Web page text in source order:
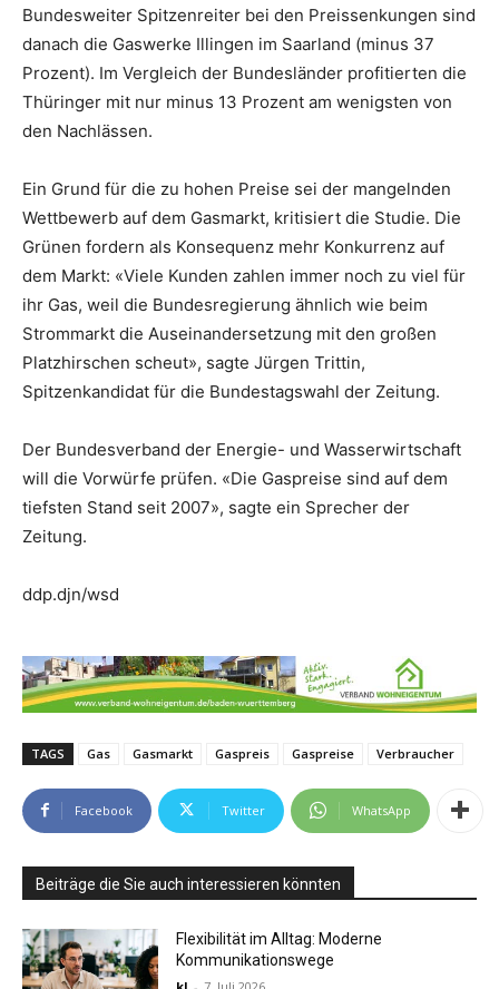
Bundesweiter Spitzenreiter bei den Preissenkungen sind
danach die Gaswerke Illingen im Saarland (minus 37
Prozent). Im Vergleich der Bundesländer profitierten die
Thüringer mit nur minus 13 Prozent am wenigsten von
den Nachlässen.
Ein Grund für die zu hohen Preise sei der mangelnden
Wettbewerb auf dem Gasmarkt, kritisiert die Studie. Die
Grünen fordern als Konsequenz mehr Konkurrenz auf
dem Markt: «Viele Kunden zahlen immer noch zu viel für
ihr Gas, weil die Bundesregierung ähnlich wie beim
Strommarkt die Auseinandersetzung mit den großen
Platzhirschen scheut», sagte Jürgen Trittin,
Spitzenkandidat für die Bundestagswahl der Zeitung.
Der Bundesverband der Energie- und Wasserwirtschaft
will die Vorwürfe prüfen. «Die Gaspreise sind auf dem
tiefsten Stand seit 2007», sagte ein Sprecher der
Zeitung.
ddp.djn/wsd
TAGS Gas Gasmarkt Gaspreis Gaspreise Verbraucher
Facebook Twitter WhatsApp
Beiträge die Sie auch interessieren könnten
Flexibilität im Alltag: Moderne
Kommunikationswege